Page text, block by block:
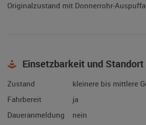
Originalzustand mit Donnerrohr-
Einsetzbarkeit und Standort
Zustand
kleinere bis mittlere
Fahrbereit
ja
Daueranmeldung
nein